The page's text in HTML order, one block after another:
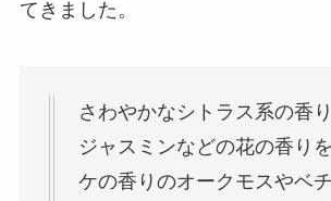
てきました。
さわやかなシトラス系の香
ジャスミンなどの花の香り
ケの香りのオークモスやベ